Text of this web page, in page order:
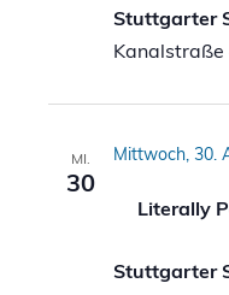
Stuttgarter
MI.
30
Literally
Mittwoch, 30.
Stuttgarter